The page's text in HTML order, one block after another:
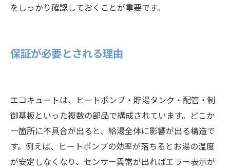
をしっかり確認しておくことが重要です。
保証が必要とされる理由
エコキュートは、ヒートポンプ・貯湯タンク・配管・制
御基板といった複数の部品で構成されています。どこか
一箇所に不具合が出ると、給湯全体に影響が出る構造で
す。例えば、ヒートポンプの効率が落ちるとお湯の温度
が安定しなくなり、センサー異常が出ればエラー表示が